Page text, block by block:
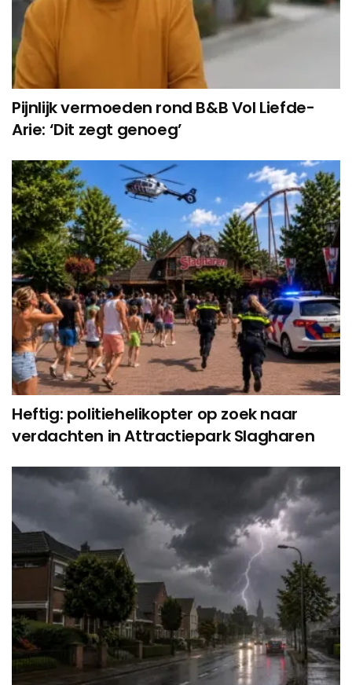
Pijnlijk vermoeden rond B&B Vol Liefde-
Arie: ‘Dit zegt genoeg’
Heftig: politiehelikopter op zoek naar
verdachten in Attractiepark Slagharen